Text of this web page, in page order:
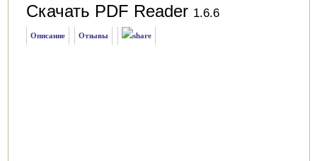
Скачать PDF Reader 1.6.6
Описание Отзывы